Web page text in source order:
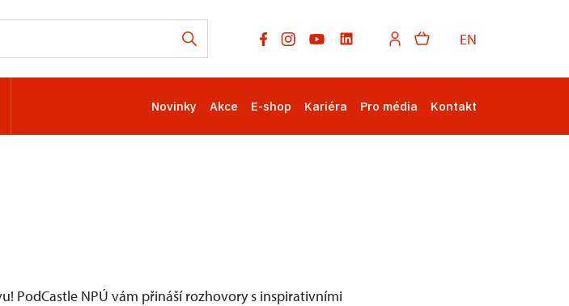
EN
Novinky Akce E-shop Kariéra Pro média Kontakt
PodCastle NPÚ vám přináší rozhovory s inspirativními